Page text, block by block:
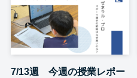
7/13週 今週の授業レポー